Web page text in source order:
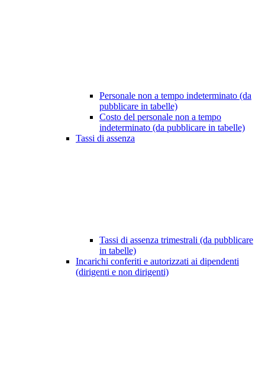
Personale non a tempo indeterminato (da
pubblicare in tabelle)
Costo del personale non a tempo
indeterminato (da pubblicare in tabelle)
Tassi di assenza
Tassi di assenza trimestrali (da pubblicare
in tabelle)
Incarichi conferiti e autorizzati ai dipendenti
(dirigenti e non dirigenti)